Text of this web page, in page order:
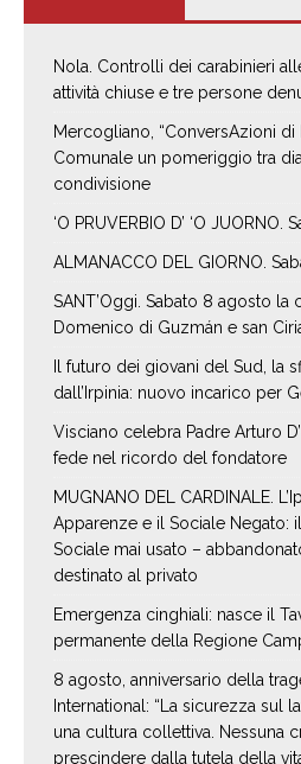
Nola. Controlli dei carabinieri
attività chiuse e tre persone
Mercogliano, “ConversAzioni di
Comunale un pomeriggio tra
condivisione
‘O PRUVERBIO D’ ‘O
ALMANACCO DEL GIORNO.
SANT’Oggi. Sabato 8 agosto la
Domenico di Guzmán e san
Il futuro dei giovani del Sud, la
dall’Irpinia: nuovo incarico per
Visciano celebra Padre Arturo
fede nel ricordo del fondatore
MUGNANO DEL CARDINALE.
Apparenze e il Sociale Negato:
Sociale mai usato –
destinato al privato
Emergenza cinghiali: nasce il
permanente della Regione
8 agosto, anniversario della
International: “La sicurezza sul
una cultura collettiva. Nessuna
prescindere dalla tutela della